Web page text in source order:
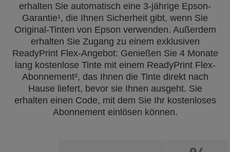
erhalten Sie automatisch eine 3-jährige Epson-
Garantie¹, die Ihnen Sicherheit gibt, wenn Sie
Original-Tinten von Epson verwenden. Außerdem
erhalten Sie Zugang zu einem exklusiven
ReadyPrint Flex-Angebot: Genießen Sie 4 Monate
lang kostenlose Tinte mit einem ReadyPrint Flex-
Abonnement², das Ihnen die Tinte direkt nach
Hause liefert, bevor sie Ihnen ausgeht. Sie
erhalten einen Code, mit dem Sie Ihr kostenloses
Abonnement einlösen können.